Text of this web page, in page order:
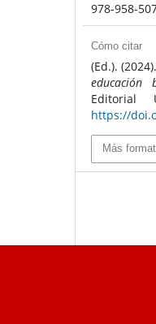
978-958-
Cómo citar
(Ed.). (2024).
educación
Editorial
https://
Más